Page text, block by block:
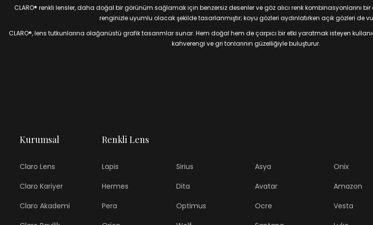
CLARO® renkli lensler, daha doğal bir görünüm sağlamak için benzersiz desenler ve göz alıcı renk kombinasyonlarını
renginizle uyumlu olacak şekilde tasarlanmıştır; koyu gözleri aydınlatırken açık gözleri de
CLARO®, lens tutkunlarına olağanüstü grafik tasarımlar sunar. Hem doğal hem de çarpıcı bir etki yaratmak isteyen
kahverengi ve gri tonlarının güzelliğiyle buluşturur.
Kurumsal
Claro Lens
Claro Kariyer
Claro Akademi
Renkli Lens
Lapis
Hermes
Pera
Sirius
Dita
Optimus
Asya
Avatar
Ocre
Onix
Amazon
Vesta